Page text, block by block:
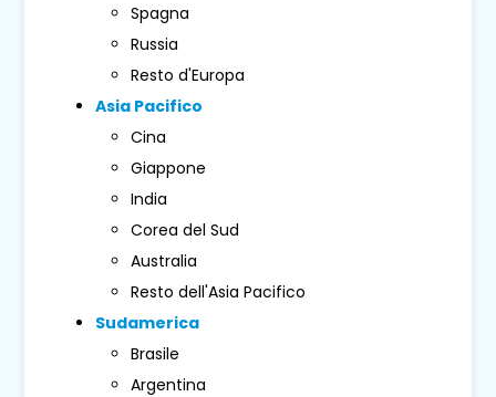
Spagna
Russia
Resto d'Europa
Asia Pacifico
Cina
Giappone
India
Corea del Sud
Australia
Resto dell'Asia Pacifico
Sudamerica
Brasile
Argentina